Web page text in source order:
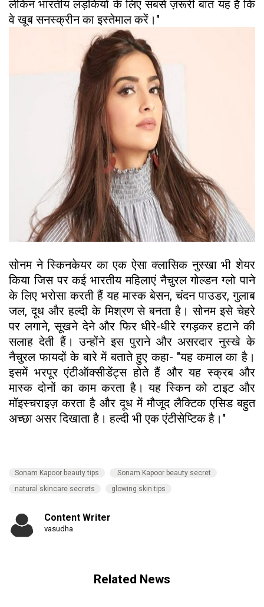
लेकिन भारतीय लड़कियों के लिए सबसे ज़रूरी बात यह है कि
वे खूब सनस्क्रीन का इस्तेमाल करें।"
सोनम ने स्किनकेयर का एक ऐसा क्लासिक नुस्खा भी शेयर
किया जिस पर कई भारतीय महिलाएं नैचुरल गोल्डन ग्लो पाने
के लिए भरोसा करती हैं यह मास्क बेसन, चंदन पाउडर, गुलाब
जल, दूध और हल्दी के मिश्रण से बनता है। सोनम इसे चेहरे
पर लगाने, सूखने देने और फिर धीरे-धीरे रगड़कर हटाने की
सलाह देती हैं। उन्होंने इस पुराने और असरदार नुस्खे के
नैचुरल फायदों के बारे में बताते हुए कहा- "यह कमाल का है।
इसमें भरपूर एंटीऑक्सीडेंट्स होते हैं और यह स्क्रब और
मास्क दोनों का काम करता है। यह स्किन को टाइट और
मॉइस्चराइज़ करता है और दूध में मौजूद लैक्टिक एसिड बहुत
अच्छा असर दिखाता है। हल्दी भी एक एंटीसेप्टिक है।"
Sonam Kapoor beauty tips
Sonam Kapoor beauty secret
natural skincare secrets
glowing skin tips
Content Writer
vasudha
Related News